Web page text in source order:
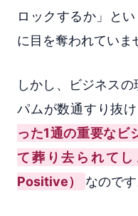
ロックするか」とい
に目を奪われていま
しかし、ビジネス
パムが数通すり抜
った1通の重要なビ
て葬り去られて
Positive）
なのです